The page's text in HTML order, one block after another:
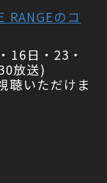
RANGEのコ
16日・23・
放送)
聴いただけま